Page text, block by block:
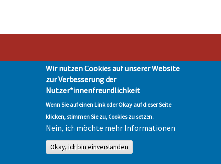
Stadt Hohen Neuendorf • Oranienburger Str. 2 • 16540 Hohen Neuendorf •
Telefon 03303-528-0
Impressum|Presse| Datenschutz| © Hohen-Neuendorf.de, Alle Rechte
vorbehalten - Vervielfältigung nur mit unserer Genehmigung
Wir nutzen Cookies auf unserer Website
zur Verbesserung der
Nutzer*innenfreundlichkeit
Wenn Sie auf einen Link oder Okay auf dieser Seite
klicken, stimmen Sie zu, Cookies zu setzen.
Nein, ich möchte mehr Informationen
Okay, ich bin einverstanden